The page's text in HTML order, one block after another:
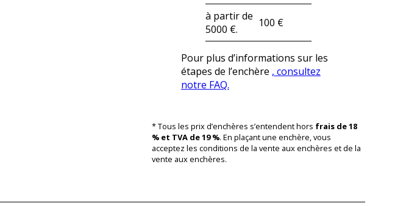
à partir de
5000 €.
100 €
Pour plus d’informations sur les
étapes de l’enchère , consultez
notre FAQ.
* Tous les prix d’enchères s’entendent hors frais de 18
% et TVA de 19 %. En plaçant une enchère, vous
acceptez les conditions de la vente aux enchères et de la
vente aux enchères.